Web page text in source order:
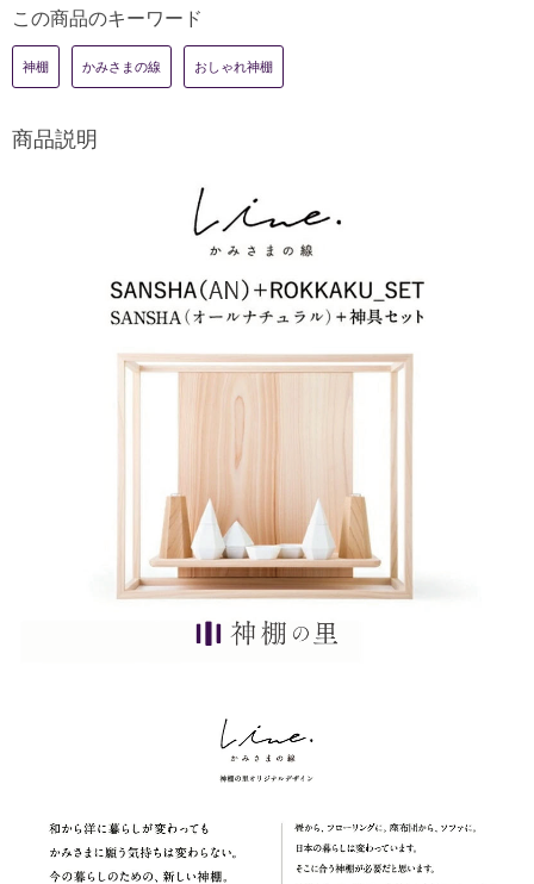
この商品のキーワード
神棚 かみさまの線 おしゃれ神棚
商品説明